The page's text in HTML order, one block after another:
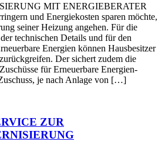
MIT ENERGIEBERATER
und Energiekosten sparen möchte,
seiner Heizung angehen. Für die
technischen Details und für den
Energien können Hausbesitzer
Der sichert zudem die
für Erneuerbare Energien-
je nach Anlage von […]
ZUR